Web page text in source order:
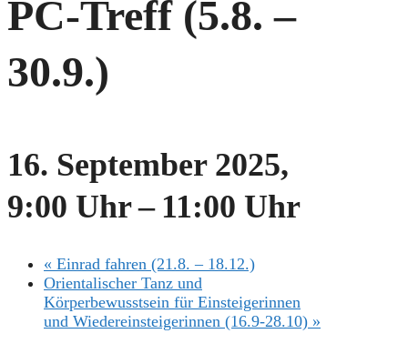
PC-Treff (5.8. –
30.9.)
16. September 2025,
9:00 Uhr– 11:00 Uhr
« Einrad fahren (21.8. – 18.12.)
Orientalischer Tanz und
Körperbewusstsein für Einsteigerinnen
und Wiedereinsteigerinnen (16.9-28.10) »